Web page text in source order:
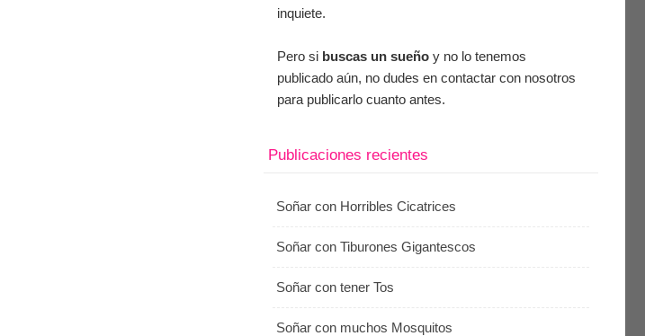
inquiete.
Pero si buscas un sueño y no lo tenemos
publicado aún, no dudes en contactar con nosotros
para publicarlo cuanto antes.
Publicaciones recientes
Soñar con Horribles Cicatrices
Soñar con Tiburones Gigantescos
Soñar con tener Tos
Soñar con muchos Mosquitos